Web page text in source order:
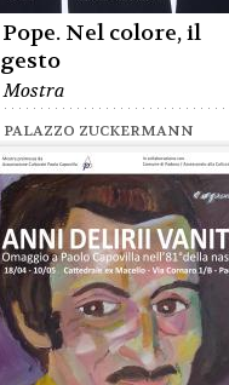
Pope. Nel colore, il
gesto
Mostra
PALAZZO ZUCKERMANN